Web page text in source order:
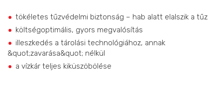
tökéletes tűzvédelmi biztonság – hab alatt elalszik a tűz
költségoptimális, gyors megvalósítás
illeszkedés a tárolási technológiához, annak
&quot;zavarása&quot; nélkül
a vízkár teljes kiküszöbölése